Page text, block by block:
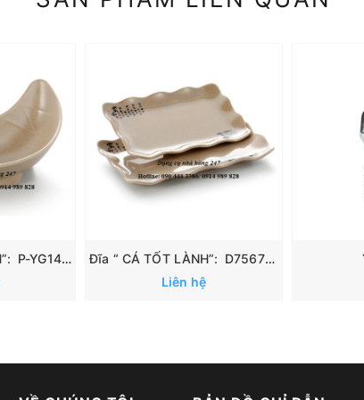
Đĩa “ CÁ TỐT LÀNH”: P-YG140070
Đĩa “ CÁ TỐT LÀNH”: D7567/ D7568
Liên hệ